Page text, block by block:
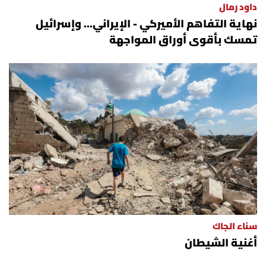
داود رمال
نهاية التفاهم الأميركي - الإيراني... وإسرائيل
تمسك بأقوى أوراق المواجهة
سناء الجاك
أغنية الشيطان